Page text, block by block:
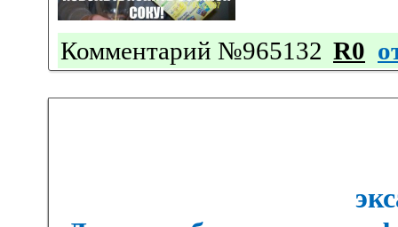
Комментарий №965132 R0